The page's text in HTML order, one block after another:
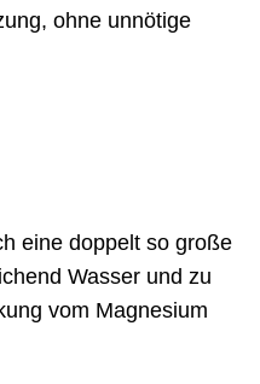
ohne unnötige
eine doppelt so große
Wasser und zu
vom Magnesium